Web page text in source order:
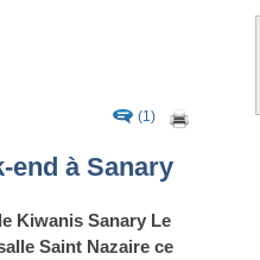
(1)
end à Sanary
Kiwanis Sanary Le
Saint Nazaire ce